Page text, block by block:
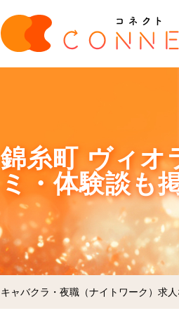
錦糸町 ヴィオ
ミ・体験談も
キャバクラ・夜職（ナイトワーク）求